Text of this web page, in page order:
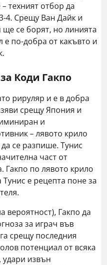
техният отбор да
4. Срещу Ван Дайк и
ще се борят, но линията
е по-добра от какъвто и
Коди Гакпо
рируляр и е в добра
срещу Япония и
и
– лявото крило
се разпише. Тунис
част от
Гакпо по лявото крило
е рецепта поне за
вероятност), Гакпо да
за играч във
срещу последния
потенциал от всяка
удари извън